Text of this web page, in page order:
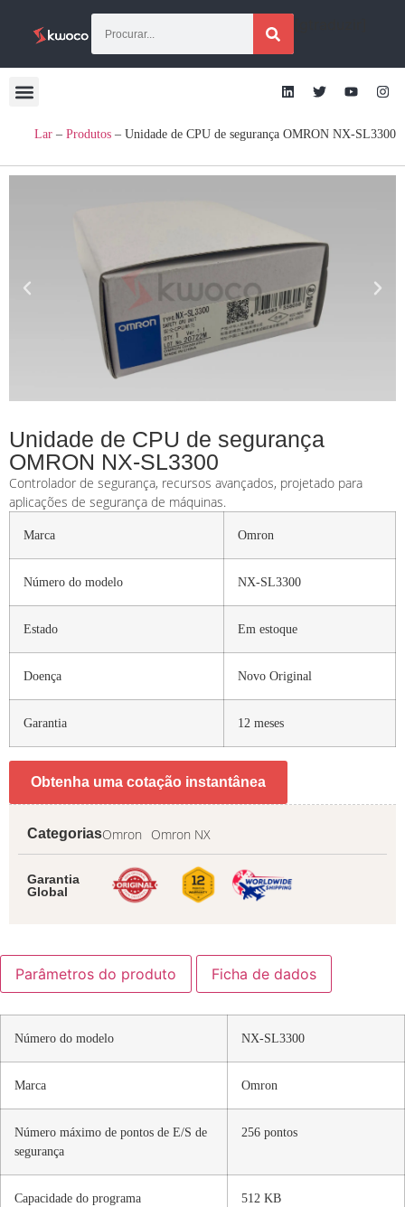
Lar – Produtos – Unidade de CPU de segurança OMRON NX-SL3300
Unidade de CPU de segurança
OMRON NX-SL3300
Controlador de segurança, recursos avançados, projetado para
aplicações de segurança de máquinas.
Marca Omron
Número do modelo NX-SL3300
Estado Em estoque
Doença Novo Original
Garantia 12 meses
Obtenha uma cotação instantânea
CategoriasOmron Omron NX
Garantia
Global
Parâmetros do produto Ficha de dados
Número do modelo NX-SL3300
Marca Omron
Número máximo de pontos de E/S de
segurança
256 pontos
Capacidade do programa 512 KB